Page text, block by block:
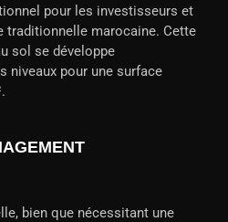
pour les investisseurs et
traditionnelle marocaine. Cette
sol se développe
niveaux pour une surface
bien que nécessitant une